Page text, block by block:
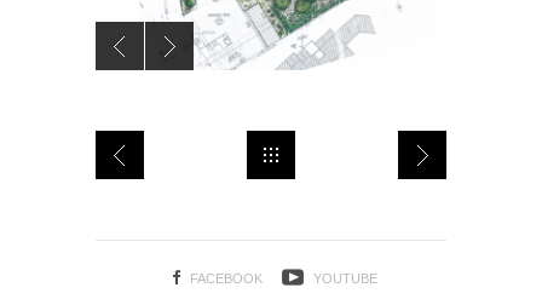
FACEBOOK YOUTUBE